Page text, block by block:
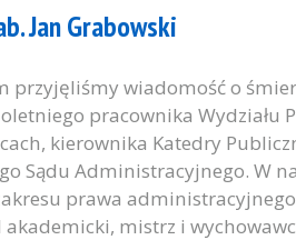
Jan Grabowski
przyjęliśmy wiadomość o
pracownika
kierownika Katedry
Sądu Administracyjnego. W
prawa
mistrz i